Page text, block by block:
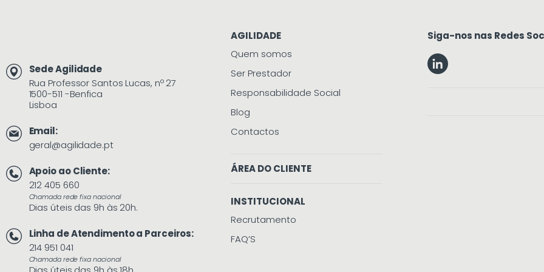
Sede Agilidade
Rua Professor Santos Lucas, nº 27
1500-511 -Benfica
Lisboa
Email:
geral@agilidade.pt
Apoio ao Cliente:
212 405 660
Chamada rede fixa nacional
Dias úteis das 9h às 20h.
Linha de Atendimento a Parceiros:
214 951 041
Chamada rede fixa nacional
AGILIDADE
Quem somos
Ser Prestador
Responsabilidade Social
Blog
Contactos
ÁREA DO CLIENTE
INSTITUCIONAL
Recrutamento
FAQ’S
Siga-nos nas Redes